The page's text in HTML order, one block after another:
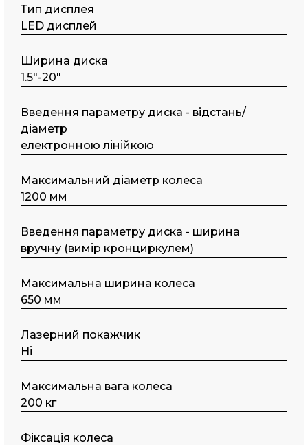
Тип дисплея
LED дисплей
Шиpинa диcкa
1.5"-20"
Введення параметру диска - відстань/
діаметр
електронною лінійкою
Максимальний діаметр колеса
1200 мм
Введення параметру диска - ширина
вручну (вимір кронциркулем)
Максимальна ширина колеса
650 мм
Лазерний покажчик
Ні
Максимальна вага колеса
200 кг
Фіксація колеса